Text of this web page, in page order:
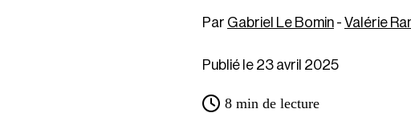
Gabriel Le Bomin - Valérie
Publié le 23 avril 2025
8 min de lecture